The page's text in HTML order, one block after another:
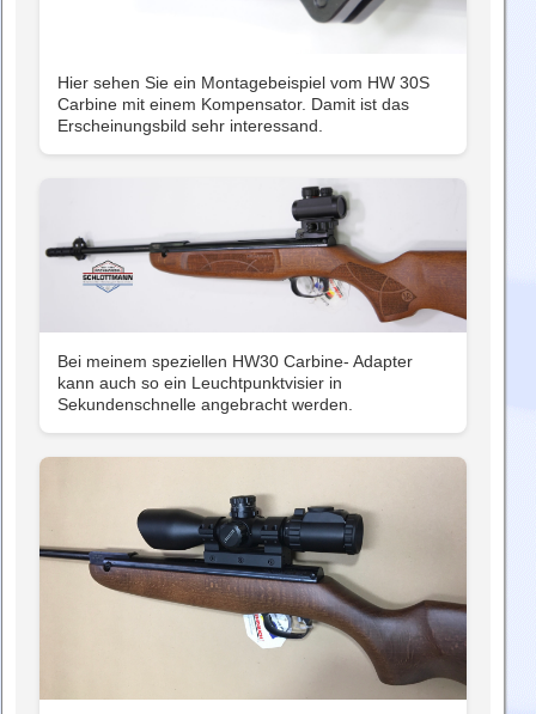
Hier sehen Sie ein Montagebeispiel vom HW 30S
Carbine mit einem Kompensator. Damit ist das
Erscheinungsbild sehr interessand.
Bei meinem speziellen HW30 Carbine- Adapter
kann auch so ein Leuchtpunktvisier in
Sekundenschnelle angebracht werden.